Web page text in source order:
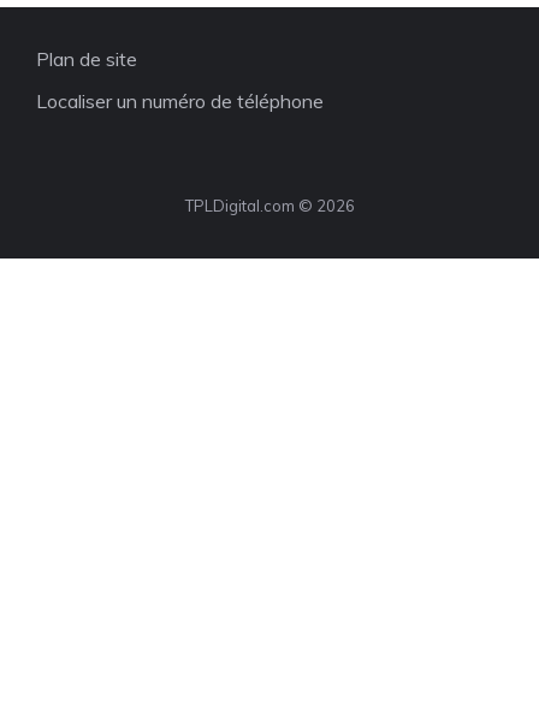
Plan de site
Localiser un numéro de téléphone
TPLDigital.com © 2026